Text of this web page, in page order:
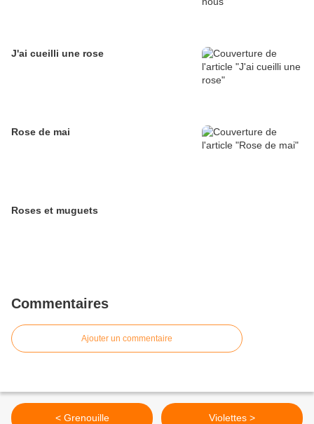
J'ai cueilli une rose
Rose de mai
Roses et muguets
Commentaires
Ajouter un commentaire
< Grenouille Violettes >